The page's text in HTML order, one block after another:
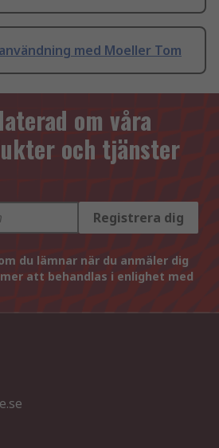
med Moeller Tom
om våra
och tjänster
Registrera dig
du lämnar när du anmäler dig
att behandlas i enlighet med